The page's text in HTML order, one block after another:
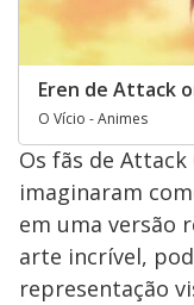
Eren de Attack
O Vício - Animes
Os fãs de
imaginaram
em uma versão
arte incrível,
representação